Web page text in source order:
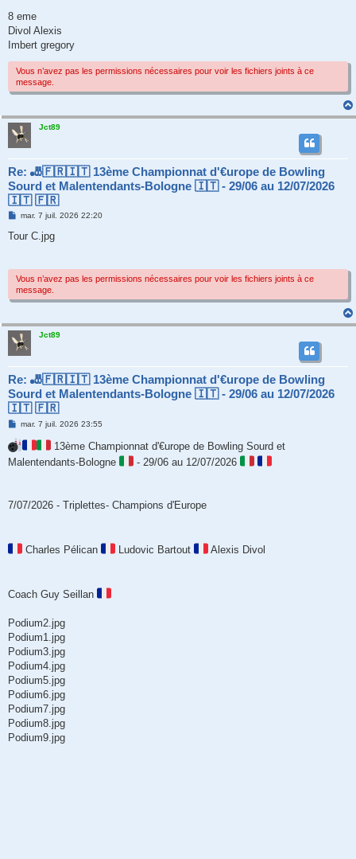
8 eme
Divol Alexis
Imbert gregory
Vous n’avez pas les permissions nécessaires pour voir les fichiers joints à ce
message.
Jct89
Re: 🎳🇫🇷🇮🇹 13ème Championnat d'€urope de Bowling
Sourd et Malentendants-Bologne 🇮🇹 - 29/06 au 12/07/2026
🇮🇹 🇫🇷
M
s
e
mar. 7 juil. 2026 22:20
Tour C.jpg
Vous n’avez pas les permissions nécessaires pour voir les fichiers joints à ce
message.
Jct89
Re: 🎳🇫🇷🇮🇹 13ème Championnat d'€urope de Bowling
Sourd et Malentendants-Bologne 🇮🇹 - 29/06 au 12/07/2026
🇮🇹 🇫🇷
M
s
s
a
mar. 7 juil. 2026 23:55
13ème Championnat d'€urope de Bowling Sourd et
Malentendants-Bologne
- 29/06 au 12/07/2026
7/07/2026 - Triplettes- Champions d'Europe
Charles Pélican Ludovic Bartout Alexis Divol
Coach Guy Seillan
Podium2.jpg
Podium1.jpg
Podium3.jpg
Podium4.jpg
Podium5.jpg
Podium6.jpg
Podium7.jpg
Podium8.jpg
Podium9.jpg